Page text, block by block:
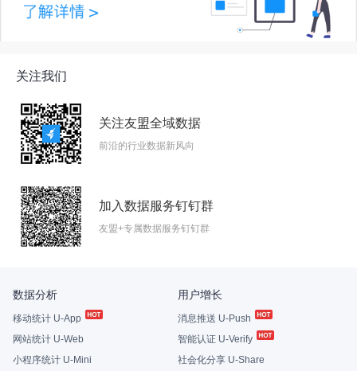
关注我们
关注友盟全域数据
前沿的行业数据新风向
加入数据服务钉钉群
友盟+专属数据服务钉钉群
数据分析
移动统计 U-App
网站统计 U-Web
小程序统计 U-Mini
用户增长
消息推送 U-Push
智能认证 U-Verify
社会化分享 U-Share